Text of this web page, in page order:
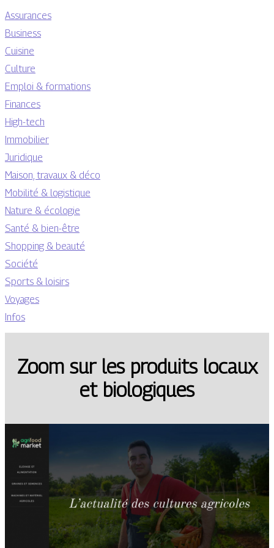
Assurances
Business
Cuisine
Culture
Emploi & formations
Finances
High-tech
Immobilier
Juridique
Maison, travaux & déco
Mobilité & logistique
Nature & écologie
Santé & bien-être
Shopping & beauté
Société
Sports & loisirs
Voyages
Infos
Zoom sur les produits locaux
et biologiques